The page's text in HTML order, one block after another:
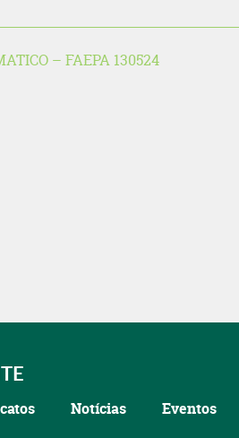
– FAEPA 130524
Notícias Eventos